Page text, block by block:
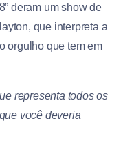
deram um show de
que interpreta a
orgulho que tem em
representa todos os
você deveria